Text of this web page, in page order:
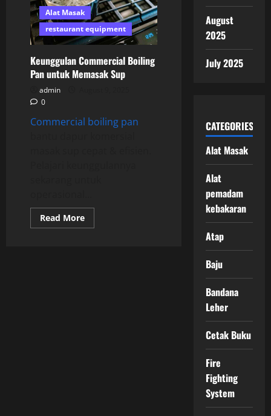
Alat Masak
restaurant equipment
Keunggulan Commercial Boiling
Pan untuk Memasak Sup
admin
0
Commercial boiling pan
Read MoreRead
more
August
2025
July 2025
CATEGORIES
Alat Masak
Alat
pemadam
kebakaran
Atap
Baju
Bandana
Leher
Cetak Buku
Fire
Fighting
System